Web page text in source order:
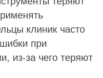
клиник часто
при
из-за чего теряют